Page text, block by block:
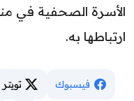
الأسرة الصحفية في
ارتباطها به.
فيسبوك تويتر